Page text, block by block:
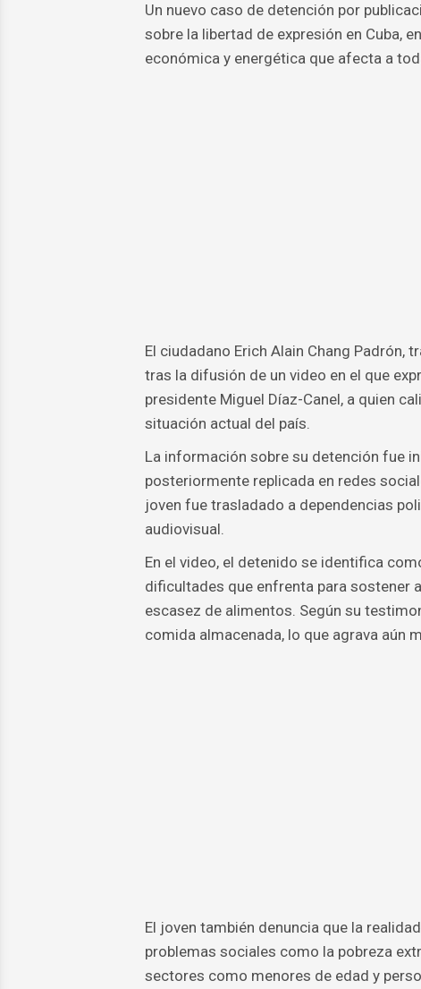
Un nuevo caso de detención por
sobre la libertad de expresión en Cuba,
económica y energética que afecta a
El ciudadano Erich Alain Chang
tras la difusión de un video en el que
presidente Miguel Díaz-Canel, a quien
situación actual del país.
La información sobre su detención fue
posteriormente replicada en redes
joven fue trasladado a dependencias
audiovisual.
En el video, el detenido se identifica
dificultades que enfrenta para sostener
escasez de alimentos. Según su
comida almacenada, lo que agrava aún
El joven también denuncia que la
problemas sociales como la pobreza
sectores como menores de edad y